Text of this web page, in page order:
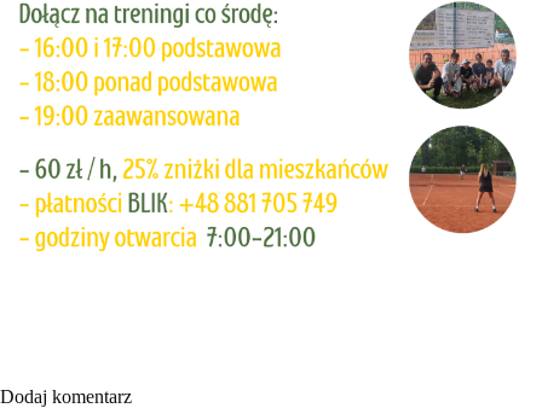
Dodaj komentarz